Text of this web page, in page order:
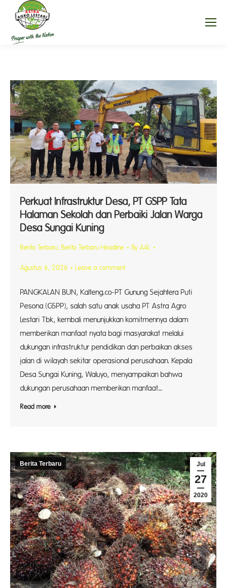
Perkuat Infrastruktur Desa, PT GSPP Tata
Halaman Sekolah dan Perbaiki Jalan Warga
Desa Sungai Kuning
Berita Terbaru, Berita Terbaru Headline By AAL
Agustus 6, 2026 Leave a comment
PANGKALAN BUN, Kalteng.co-PT Gunung Sejahtera Puti
Pesona (GSPP), salah satu anak usaha PT Astra Agro
Lestari Tbk, kembali menunjukkan komitmennya dalam
memberikan manfaat nyata bagi masyarakat melalui
dukungan infrastruktur pendidikan dan perbaikan akses
jalan di wilayah sekitar operasional perusahaan. Kepala
Desa Sungai Kuning, Waluyo, menyampaikan bahwa
dukungan perusahaan memberikan manfaat…
Read more
Jul
27
2020
Berita Terbaru